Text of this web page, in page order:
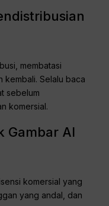
membatasi
kembali. Selalu baca
sebelum
komersial.
Gambar AI
komersial yang
yang andal, dan